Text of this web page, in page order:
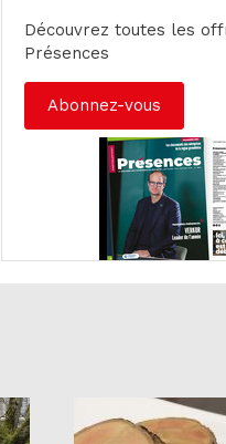
Découvrez toutes les
Présences
Abonnez-vous